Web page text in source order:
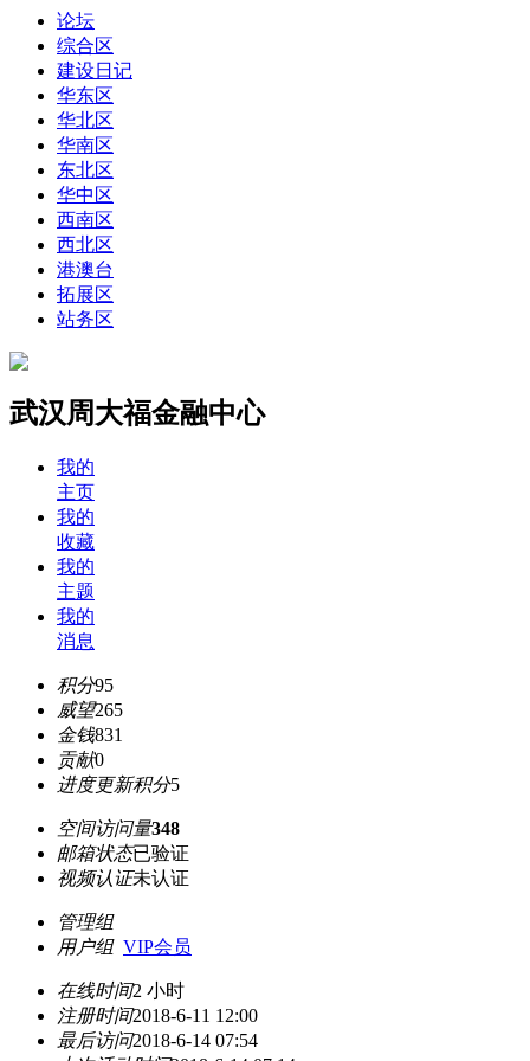
论坛
综合区
建设日记
华东区
华北区
华南区
东北区
华中区
西南区
西北区
港澳台
拓展区
站务区
武汉周大福金融中心
我的
主页
我的
收藏
我的
主题
我的
消息
积分95
威望265
金钱831
贡献0
进度更新积分5
空间访问量348
邮箱状态已验证
视频认证未认证
管理组
用户组 VIP会员
在线时间2 小时
注册时间2018-6-11 12:00
最后访问2018-6-14 07:54